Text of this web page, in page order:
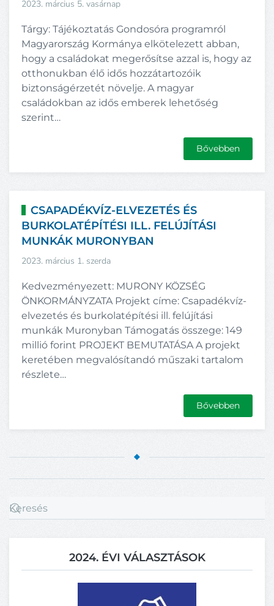
2023. március 5. vasárnap
Tárgy: Tájékoztatás Gondosóra programról
Magyarország Kormánya elkötelezett abban,
hogy a családokat megerősítse azzal is, hogy az
otthonukban élő idős hozzátartozóik
biztonságérzetét növelje. A magyar
családokban az idős emberek lehetőség
szerint…
Bővebben
CSAPADÉKVÍZ-ELVEZETÉS ÉS
BURKOLATÉPÍTÉSI ILL. FELÚJÍTÁSI
MUNKÁK MURONYBAN
2023. március 1. szerda
Kedvezményezett: MURONY KÖZSÉG
ÖNKORMÁNYZATA Projekt címe: Csapadékvíz-
elvezetés és burkolatépítési ill. felújítási
munkák Muronyban Támogatás összege: 149
millió forint PROJEKT BEMUTATÁSA A projekt
keretében megvalósítandó műszaki tartalom
részlete…
Bővebben
2024. ÉVI VÁLASZTÁSOK